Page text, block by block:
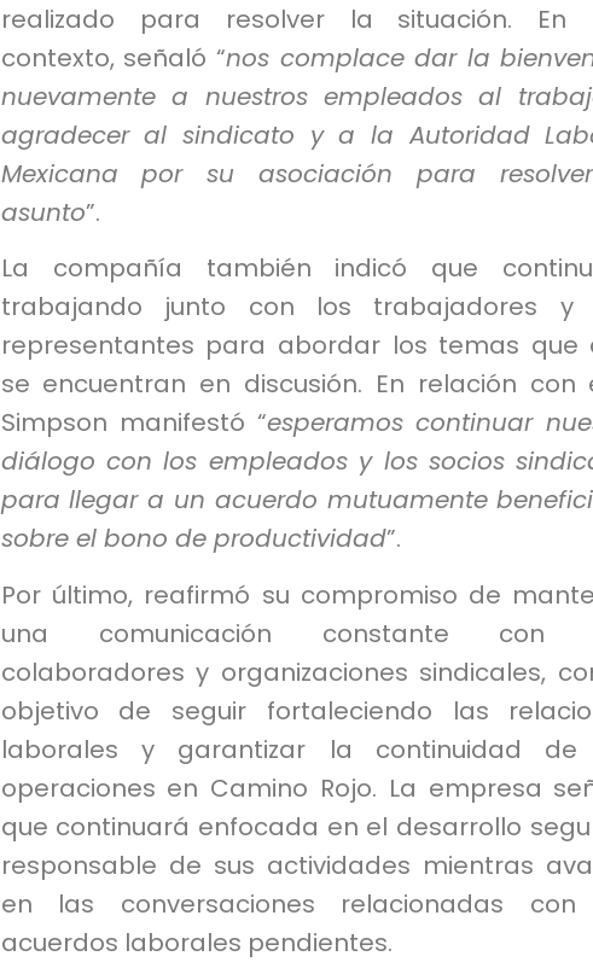
realizado para resolver la situación. En
contexto, señaló “nos complace dar la
nuevamente a nuestros empleados al
agradecer al sindicato y a la Autoridad
Mexicana por su asociación para
asunto”.
La compañía también indicó que
trabajando junto con los trabajadores y
representantes para abordar los temas que
se encuentran en discusión. En relación con
Simpson manifestó “esperamos continuar
diálogo con los empleados y los socios
para llegar a un acuerdo mutuamente
sobre el bono de productividad”.
Por último, reafirmó su compromiso de
una comunicación constante con
colaboradores y organizaciones sindicales,
objetivo de seguir fortaleciendo las
laborales y garantizar la continuidad de
operaciones en Camino Rojo. La empresa
que continuará enfocada en el desarrollo
responsable de sus actividades mientras
en las conversaciones relacionadas con
acuerdos laborales pendientes.